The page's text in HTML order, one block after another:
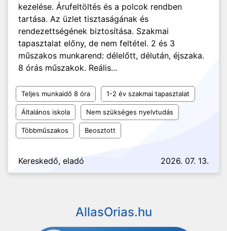
kezelése. Árufeltöltés és a polcok rendben
tartása. Az üzlet tisztaságának és
rendezettségének biztosítása. Szakmai
tapasztalat előny, de nem feltétel. 2 és 3
műszakos munkarend: délelőtt, délután, éjszaka.
8 órás műszakok. Reális...
Teljes munkaidő 8 óra 1-2 év szakmai tapasztalat
Általános iskola Nem szükséges nyelvtudás
Többműszakos Beosztott
Kereskedő, eladó 2026. 07. 13.
AllasOrias.hu